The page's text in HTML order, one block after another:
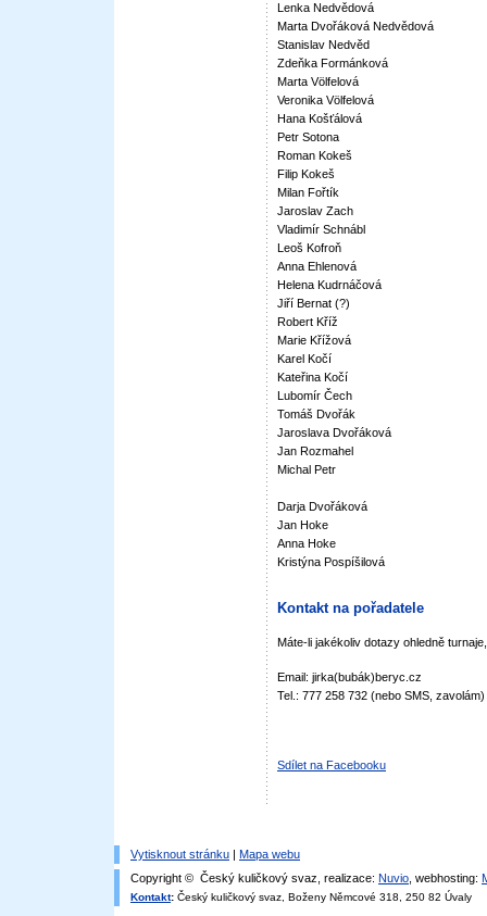
Lenka Nedvědová
Marta Dvořáková Nedvědová
Stanislav Nedvěd
Zdeňka Formánková
Marta Völfelová
Veronika Völfelová
Hana Košťálová
Petr Sotona
Roman Kokeš
Filip Kokeš
Milan Fořtík
Jaroslav Zach
Vladimír Schnábl
Leoš Kofroň
Anna Ehlenová
Helena Kudrnáčová
Jiří Bernat (?)
Robert Kříž
Marie Křížová
Karel Kočí
Kateřina Kočí
Lubomír Čech
Tomáš Dvořák
Jaroslava Dvořáková
Jan Rozmahel
Michal Petr
Darja Dvořáková
Jan Hoke
Anna Hoke
Kristýna Pospíšilová
Kontakt na pořadatele
Máte-li jakékoliv dotazy ohledně
Email: jirka(bubák)beryc.cz
Tel.: 777 258 732 (nebo SMS, zavolám)
Sdílet na Facebooku
Vytisknout stránku | Mapa webu
Copyright © Český kuličkový svaz, realizace: Nuvio , webhosting:
Kontakt: Český kuličkový svaz, Boženy Němcové 318, 250 82 Úvaly